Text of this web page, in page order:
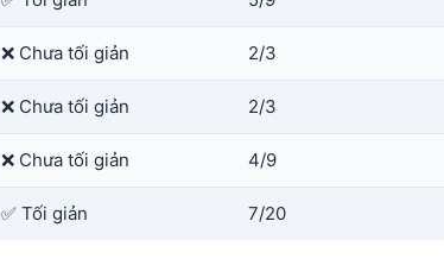
❌ Chưa tối giản 2/3
❌ Chưa tối giản 2/3
❌ Chưa tối giản 4/9
✅ Tối giản 7/20